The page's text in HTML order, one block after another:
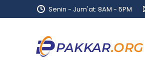
Senin - Jum'at: 8AM - 5PM
HOME